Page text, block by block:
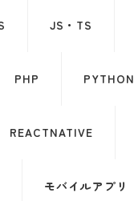
JS・TS
PHP PYTHON
REACTNATIVE
モバイルアプリ